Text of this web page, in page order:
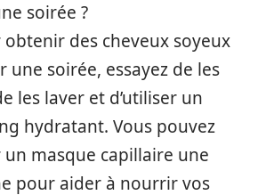
soirée ?
obtenir des cheveux soyeux
soirée, essayez de les
les laver et d’utiliser un
hydratant. Vous pouvez
masque capillaire une
pour aider à nourrir vos